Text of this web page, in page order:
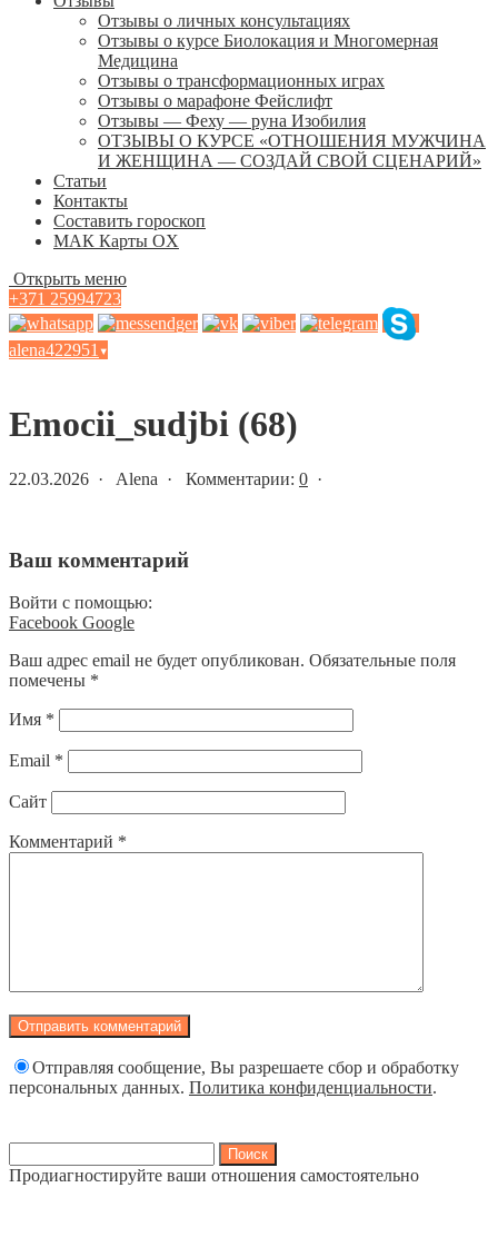
Отзывы о личных консультациях
Отзывы о курсе Биолокация и Многомерная
Медицина
Отзывы о трансформационных играх
Отзывы о марафоне Фейслифт
Отзывы — Феху — руна Изобилия
ОТЗЫВЫ О КУРСЕ «ОТНОШЕНИЯ МУЖЧИНА
И ЖЕНЩИНА — СОЗДАЙ СВОЙ СЦЕНАРИЙ»
Статьи
Контакты
Составить гороскоп
МАК Карты OХ
Открыть меню
+371 25994723
alena422951 ▾
Emocii_sudjbi (68)
22.03.2026 · Alena · Комментарии: 0 ·
Ваш комментарий
Войти с помощью:
Facebook Google
Ваш адрес email не будет опубликован. Обязательные поля
помечены *
Имя *
Email *
Сайт
Комментарий *
Отправляя сообщение, Вы разрешаете сбор и обработку
персональных данных. Политика конфиденциальности.
Продиагностируйте ваши отношения самостоятельно